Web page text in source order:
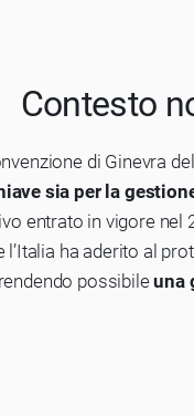
Contesto
di Ginevra
sia per la
entrato in vigore nel
l’Italia ha aderito al
possibileuna